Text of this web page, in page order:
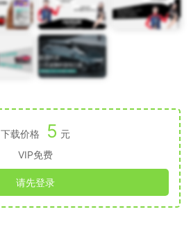
下载价格 5 元
VIP免费
请先登录